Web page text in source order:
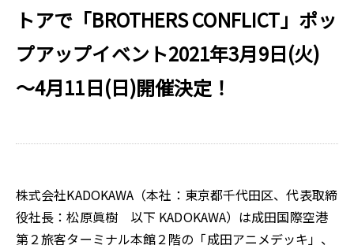
トアで「BROTHERS CONFLICT」ポッ
プアップイベント2021年3月9日(火)
～4月11日(日)開催決定！
株式会社KADOKAWA（本社：東京都千代田区、代表取締
役社長：松原眞樹 以下 KADOKAWA）は成田国際空港
第２旅客ターミナル本館２階の「成田アニメデッキ」、